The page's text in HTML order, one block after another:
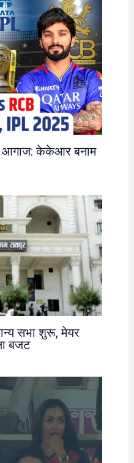
आगाज: केकेआर बनाम
सभा शुरू, मेयर
बजट